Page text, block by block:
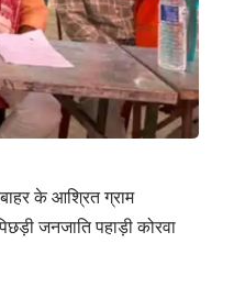
के आश्रित ग्राम
जनजाति पहाड़ी कोरवा